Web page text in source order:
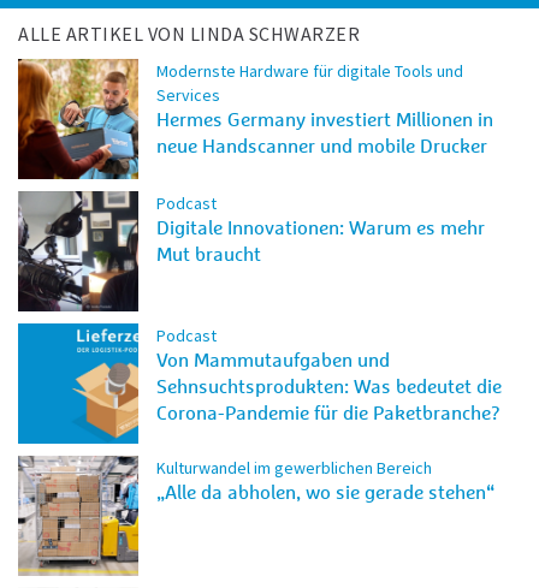
ALLE ARTIKEL VON LINDA SCHWARZER
Modernste Hardware für digitale Tools und
Services
Hermes Germany investiert Millionen in
neue Handscanner und mobile Drucker
Podcast
Digitale Innovationen: Warum es mehr
Mut braucht
Podcast
Von Mammutaufgaben und
Sehnsuchtsprodukten: Was bedeutet die
Corona-Pandemie für die Paketbranche?
Kulturwandel im gewerblichen Bereich
„Alle da abholen, wo sie gerade stehen“